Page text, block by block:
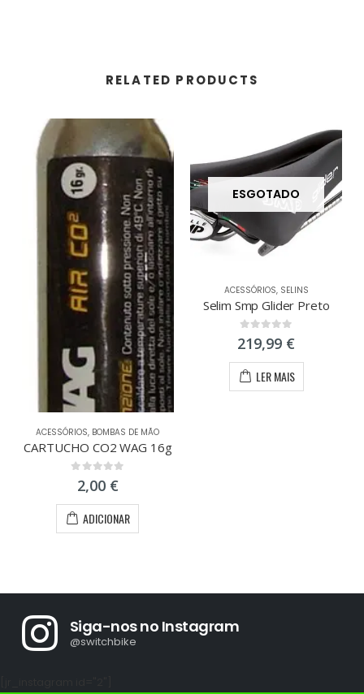
RELATED PRODUCTS
ACESSÓRIOS, BOMBAS DE MÃO
CARTUCHO CO2 WAG 16g
out of 5
2,00 €
ADICIONAR
ESGOTADO
ACESSÓRIOS, SELINS
Selim Smp Glider Preto
0 out of 5
219,99 €
LER MAIS
Siga-nos no Instagram
@switchbike